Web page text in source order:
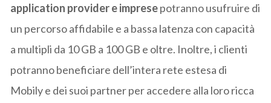
application provider e impresepotranno usufruire di
un percorso affidabile e a bassa latenza con capacità
a multipli da 10 GB a 100 GB e oltre. Inoltre, i clienti
potranno beneficiare dell’intera rete estesa di
Mobily e dei suoi partner per accedere alla loro ricca